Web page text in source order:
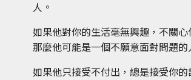
人。
如果他對你的生活毫無興趣，不關
那麼他可能是一個不願意面對問題
如果他只接受不付出，總是接受你